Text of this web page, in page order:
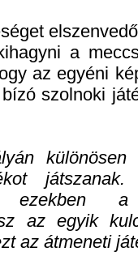
a
az egyéni
szolnoki
ezekben a
az egyik
az átmeneti